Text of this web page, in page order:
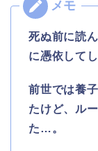
死ぬ前に読
に憑依してし
前世では養
たけど、ル
た…。